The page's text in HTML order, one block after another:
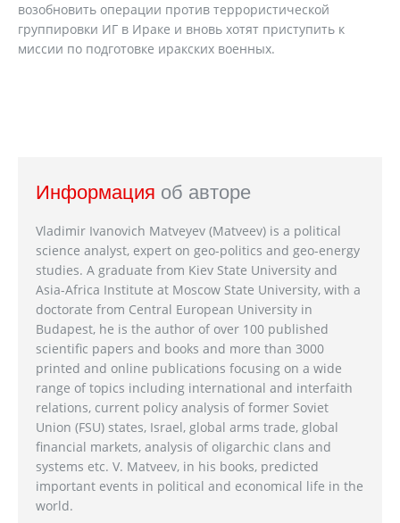
возобновить операции против террористической
группировки ИГ в Ираке и вновь хотят приступить к
миссии по подготовке иракских военных.
Информация об авторе
Vladimir Ivanovich Matveyev (Matveev) is a political
science analyst, expert on geo-politics and geo-energy
studies. A graduate from Kiev State University and
Asia-Africa Institute at Moscow State University, with a
doctorate from Central European University in
Budapest, he is the author of over 100 published
scientific papers and books and more than 3000
printed and online publications focusing on a wide
range of topics including international and interfaith
relations, current policy analysis of former Soviet
Union (FSU) states, Israel, global arms trade, global
financial markets, analysis of oligarchic clans and
systems etc. V. Matveev, in his books, predicted
important events in political and economical life in the
world.